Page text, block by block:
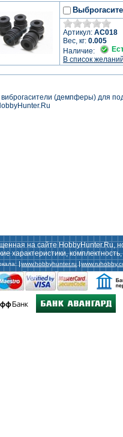
Артикул: AC018
Вес, кг: 0.005
Наличие:
В список
виброгасители (демпферы) для
на сайте HobbyHunter.Ru,
характеристики,
www.hobbyhunter.ru